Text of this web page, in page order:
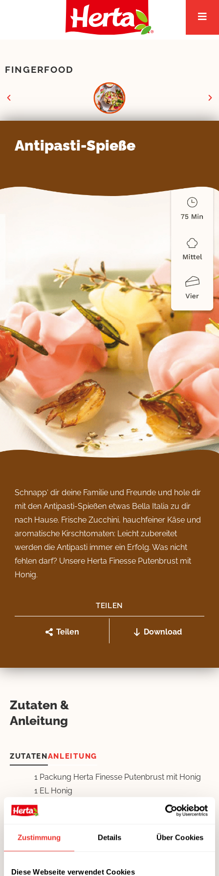
Zustimmung Details Über Cookies
Diese Webseite verwendet Cookies
FINGERFOOD
Antipasti-Spieße
Schnapp‘ dir deine Familie und Freunde und hole dir
mit den Antipasti-Spießen etwas Bella Italia zu dir
nach Hause. Frische Zucchini, hauchfeiner Käse und
aromatische Kirschtomaten: Leicht zubereitet
werden die Antipasti immer ein Erfolg. Was nicht
fehlen darf? Unsere Herta Finesse Putenbrust mit
Honig.
TEILEN
Teilen Download
Zutaten &
Anleitung
ZUTATENANLEITUNG
1 Packung Herta Finesse Putenbrust mit Honig
1 EL Honig
1 Packung hauchfein geschnittener Käse nach
Wahl
GETREIDE &
HÜLSENFRÜCHTE
OBST & GEMÜSE